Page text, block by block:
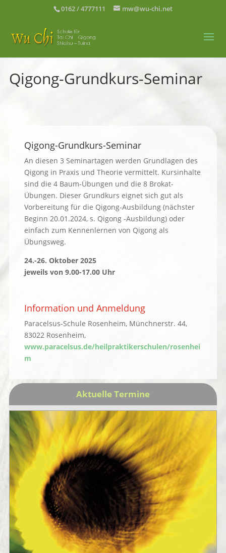
0162 / 4777111 mw@wu-chi.net
Qigong-Grundkurs-Seminar
Qigong-Grundkurs-Seminar
An diesen 3 Seminartagen werden Grundlagen des
Qigong in Praxis und Theorie vermittelt. Kursinhalte
sind die 4 Baum-Übungen und die 8 Brokat-
Übungen. Dieser Grundkurs eignet sich gut als
Vorbereitung für die Qigong-Ausbildung (nächster
Beginn 20.01.2024, s. Qigong -Ausbildung) oder
einfach zum Kennenlernen von Qigong als
Übungsweg.
24.-26. Oktober 2025
jeweils von 9.00-17.00 Uhr
Information und Anmeldung
Paracelsus-Schule Rosenheim, Münchnerstr. 44,
83022 Rosenheim,
www.paracelsus.de/heilpraktikerschulen/rosenhei
m
Aktuelle Termine